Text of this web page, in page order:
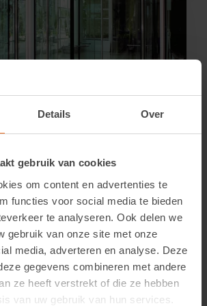
Details Over
gebruik van cookies
om content en advertenties te
functies voor social media te bieden
te analyseren. Ook delen we
gebruik van onze site met onze
media, adverteren en analyse. Deze
gegevens combineren met andere
ze heeft verstrekt of die ze hebben
van uw gebruik van hun services.
SR PS 2 – Safety Clear 50µ
Bekijk product